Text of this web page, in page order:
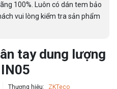
100%. Luôn có dán tem bảo
vui lòng kiểm tra sản phẩm
tay dung lượng
Thương hiệu: ZKTeco